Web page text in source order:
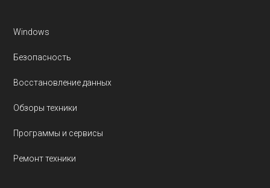
Windows
Безопасность
Восстановление данных
Обзоры техники
Программы и сервисы
Ремонт техники